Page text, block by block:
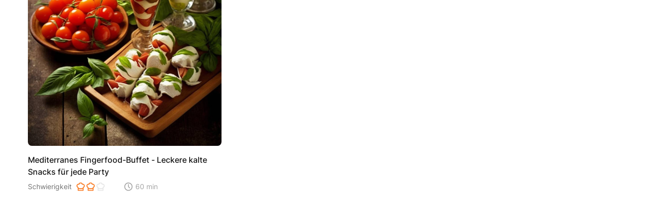
Mediterranes Fingerfood-Buffet - Leckere kalte
Snacks für jede Party
Schwierigkeit der Zubereitung. 1 ist einfach 2 ist mittel 3 ist hohe Schwierigkeit. Dieses Rezept hat eine Schwierigkeit von
Schwierigkeit Zeitaufwand der der Zubereitung. Dieses Rezept hat eine Zubereitungszeit von
60 min